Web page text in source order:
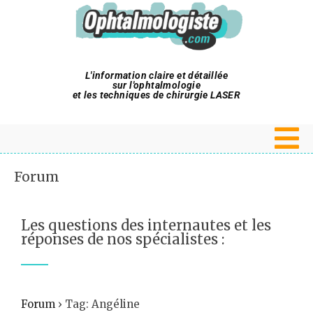
L'information claire et détaillée
sur l'ophtalmologie
et les techniques de chirurgie LASER
Forum
Les questions des internautes et les
réponses de nos spécialistes :
Forum › Tag: Angéline